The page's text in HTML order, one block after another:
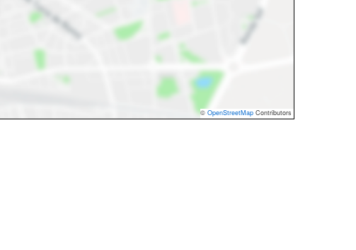
© OpenStreetMap Contributors